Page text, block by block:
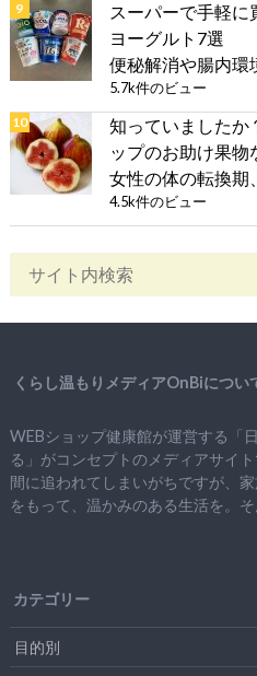
スーパーで手軽に
ヨーグルト7選
便秘解消や腸内環
5.7k件のビュー
知っていましたか
ップのお助け果物
女性の体の転換期
4.5k件のビュー
くらし温もりメディアOnBiについ
WEBショップ健康館が運営する「
る」がコンセプトのメディアサイ
間に追われてしまいがちですが、
をもって、 温かみのある生活を。
カテゴリー
目的別